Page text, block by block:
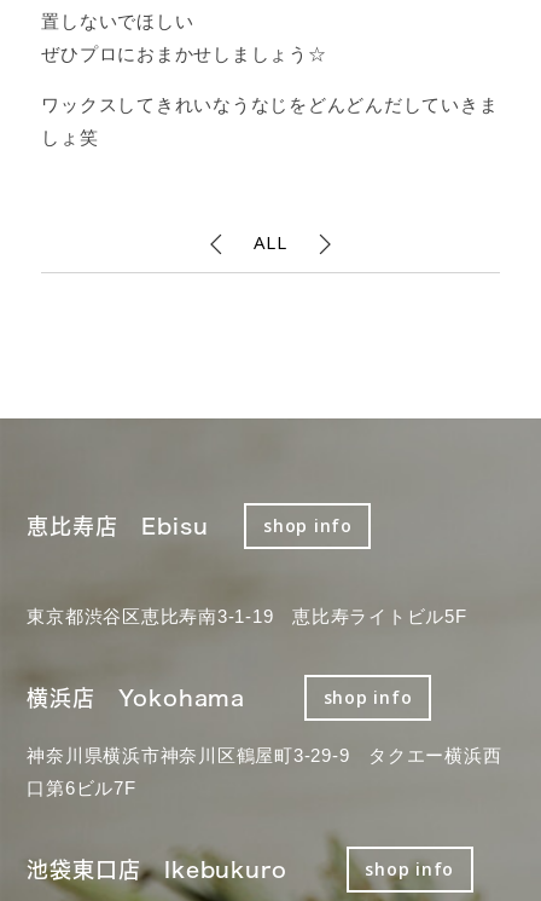
置しないでほしい
ぜひプロにおまかせしましょう☆
ワックスしてきれいなうなじをどんどんだしていきま
しょ笑
ALL
恵比寿店 Ebisu shop info
東京都渋谷区恵比寿南3-1-19 恵比寿ライトビル5F
横浜店 Yokohama shop info
神奈川県横浜市神奈川区鶴屋町3-29-9 タクエー横浜西
口第6ビル7F
池袋東口店 Ikebukuro shop info